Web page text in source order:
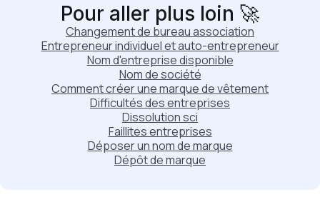
Pour aller plus loin 🚀
Changement de bureau association
Entrepreneur individuel et auto-entrepreneur
Nom d'entreprise disponible
Nom de société
Comment créer une marque de vêtement
Difficultés des entreprises
Dissolution sci
Faillites entreprises
Déposer un nom de marque
Dépôt de marque